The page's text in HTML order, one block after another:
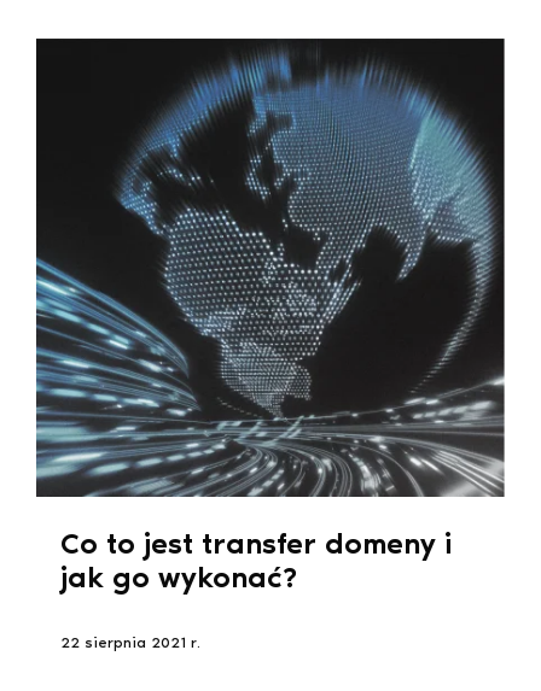
Co to jest transfer domeny i
jak go wykonać?
22 sierpnia 2021 r.